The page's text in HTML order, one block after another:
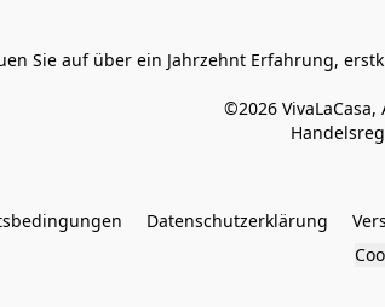
Sie auf über ein Jahrzehnt Erfahrung,
©2026
Datenschutzerklärung